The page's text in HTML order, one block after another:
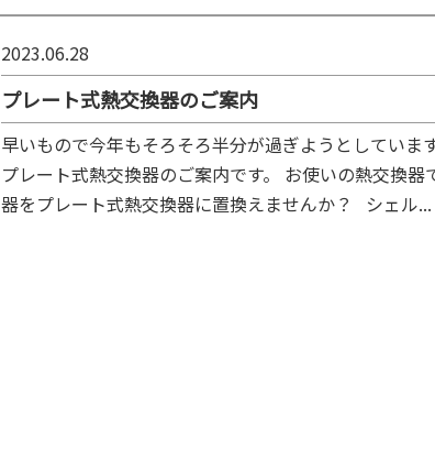
2023.06.28
プレート式熱交換器のご案内
早いもので今年もそろそろ半分が過ぎようとしてい
プレート式熱交換器のご案内です。 お使いの熱交換
器をプレート式熱交換器に置換えませんか？ シェル...